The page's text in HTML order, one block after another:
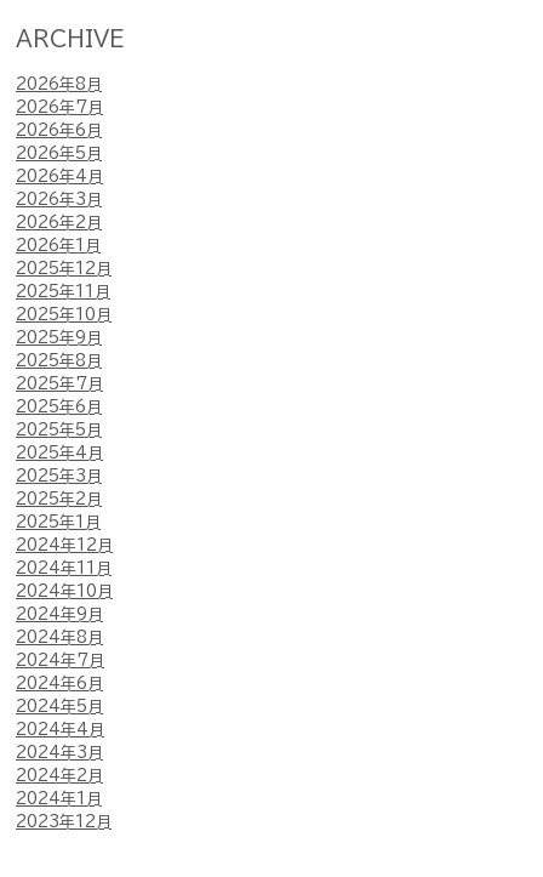
ARCHIVE
2026年8月
2026年7月
2026年6月
2026年5月
2026年4月
2026年3月
2026年2月
2026年1月
2025年12月
2025年11月
2025年10月
2025年9月
2025年8月
2025年7月
2025年6月
2025年5月
2025年4月
2025年3月
2025年2月
2025年1月
2024年12月
2024年11月
2024年10月
2024年9月
2024年8月
2024年7月
2024年6月
2024年5月
2024年4月
2024年3月
2024年2月
2024年1月
2023年12月